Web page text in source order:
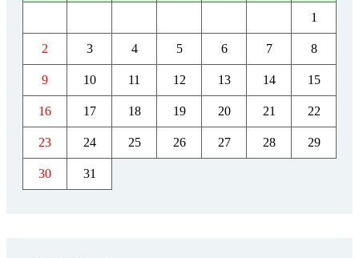
1
2 3 4 5 6 7 8
9 10 11 12 13 14 15
16 17 18 19 20 21 22
23 24 25 26 27 28 29
30 31